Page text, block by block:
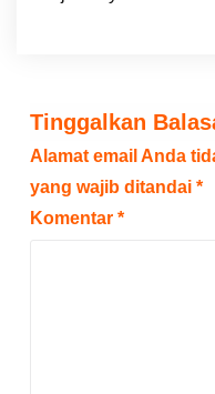
Tinggalkan
Alamat email Anda
yang wajib ditandai *
Komentar *